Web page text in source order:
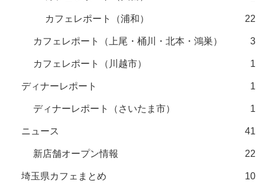
カフェレポート（浦和） 22
カフェレポート（上尾・桶川・北本・鴻巣） 3
カフェレポート（川越市） 1
ディナーレポート 1
ディナーレポート（さいたま市） 1
ニュース 41
新店舗オープン情報 22
埼玉県カフェまとめ 10